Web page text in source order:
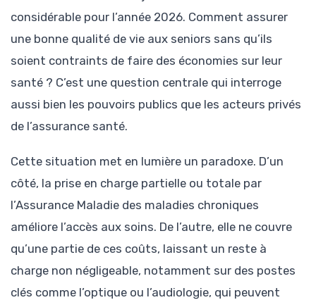
considérable pour l’année 2026. Comment assurer
une bonne qualité de vie aux seniors sans qu’ils
soient contraints de faire des économies sur leur
santé ? C’est une question centrale qui interroge
aussi bien les pouvoirs publics que les acteurs privés
de l’assurance santé.
Cette situation met en lumière un paradoxe. D’un
côté, la prise en charge partielle ou totale par
l’Assurance Maladie des maladies chroniques
améliore l’accès aux soins. De l’autre, elle ne couvre
qu’une partie de ces coûts, laissant un reste à
charge non négligeable, notamment sur des postes
clés comme l’optique ou l’audiologie, qui peuvent